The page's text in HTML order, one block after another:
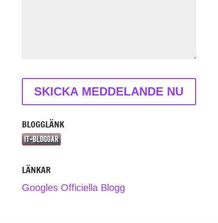
BLOGGLÄNK
LÄNKAR
Googles Officiella Blogg